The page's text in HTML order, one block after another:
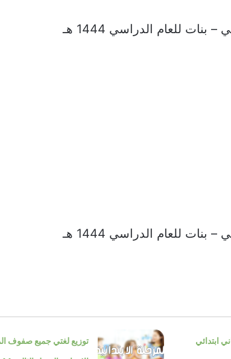
للعام الدراسي 1444 هـ
للعام الدراسي 1444 هـ
ابتدائي
توزيع لغتي جميع صفوف